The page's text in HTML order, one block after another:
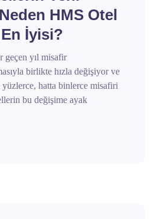
HMS Otel
İyisi?
geçen yıl misafir
birlikte hızla değişiyor ve
hatta binlerce misafiri
bu değişime ayak